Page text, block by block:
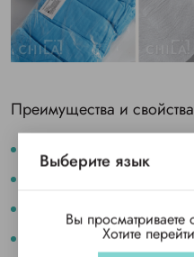
Преимущества и
не накапливает статическое
Выберите язык
Вы просматриваете
Хотите